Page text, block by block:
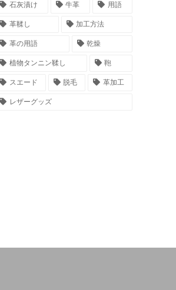
石灰漬け 牛革 用語
革鞣し 加工方法
革の用語 乾燥
植物タンニン鞣し 鞄
スエード 脱毛 革加工
レザーグッズ